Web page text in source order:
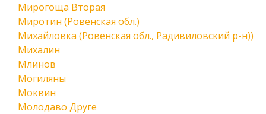
Мирогоща Вторая
Миротин (Ровенская обл.)
Михайловка (Ровенская обл., Радивиловский р-н))
Михалин
Млинов
Могиляны
Моквин
Молодаво Друге